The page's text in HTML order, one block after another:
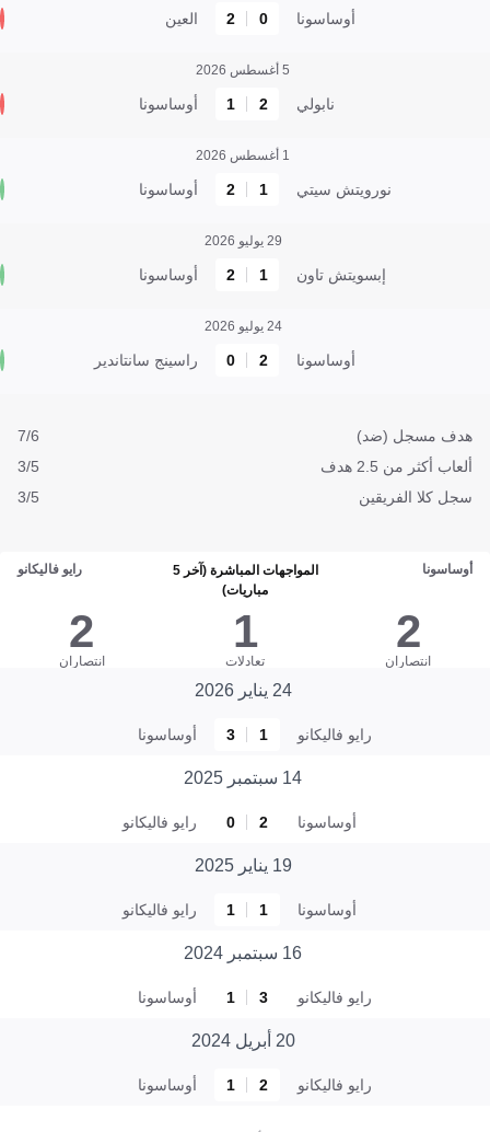
أوساسونا 0
2 العين
5 أغسطس 2026
نابولي 2
1 أوساسونا
1 أغسطس 2026
نورويتش سيتي 1
2 أوساسونا
29 يوليو 2026
إبسويتش تاون 1
2 أوساسونا
24 يوليو 2026
أوساسونا 2
0 راسينج سانتاندير
هدف مسجل (ضد)
7/6
ألعاب أكثر من 2.5 هدف
3/5
سجل كلا الفريقين
3/5
أوساسونا
المواجهات المباشرة (آخر 5
مباريات)
رايو فاليكانو
2
انتصاران
1
تعادلات
2
انتصاران
24 يناير 2026
رايو فاليكانو 1
3 أوساسونا
14 سبتمبر 2025
أوساسونا 2
0 رايو فاليكانو
19 يناير 2025
أوساسونا 1
1 رايو فاليكانو
16 سبتمبر 2024
رايو فاليكانو 3
1 أوساسونا
20 أبريل 2024
رايو فاليكانو 2
1 أوساسونا